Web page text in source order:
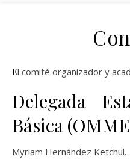
El comité organizador y
Delegada
Básica
Myriam Hernández Ketchul.